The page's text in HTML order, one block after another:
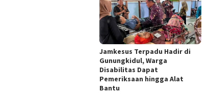
Jamkesus Terpadu Hadir di
Gunungkidul, Warga
Disabilitas Dapat
Pemeriksaan hingga Alat
Bantu